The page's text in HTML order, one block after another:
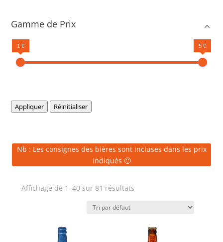
Gamme de Prix
1 € 5 €
Appliquer Réinitialiser
Nb : Les consignes des bières sont incluses dans les prix
indiqués 🙂
Affichage de 1–40 sur 81 résultats